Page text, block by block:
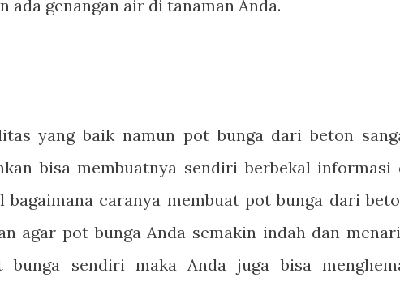
ada genangan air di tanaman Anda.
yang baik namun pot bunga dari beton
bisa membuatnya sendiri berbekal informasi
caranya membuat pot bunga dari
agar pot bunga Anda semakin indah dan
bunga sendiri maka Anda juga bisa